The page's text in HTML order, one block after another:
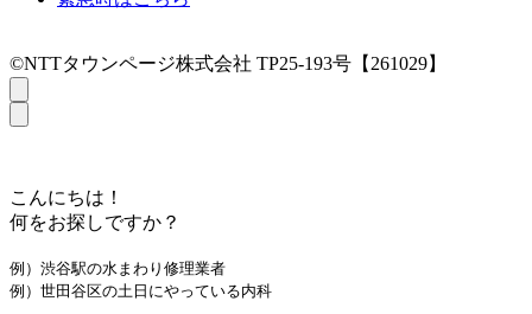
©NTTタウンページ株式会社 TP25-193号【261029】
こんにちは！
何をお探しですか？
例）渋谷駅の水まわり修理業者
例）世田谷区の土日にやっている内科